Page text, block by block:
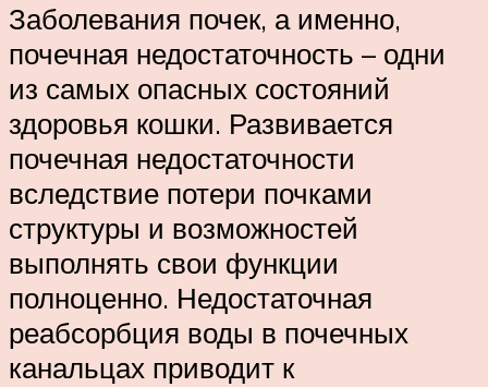
Заболевания почек, а именно,
почечная недостаточность – одни
из самых опасных состояний
здоровья кошки. Развивается
почечная недостаточности
вследствие потери почками
структуры и возможностей
выполнять свои функции
полноценно. Недостаточная
реабсорбция воды в почечных
канальцах приводит к